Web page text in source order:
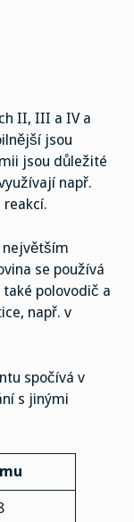
II, III a IV a
jsou
jsou důležité
např.
největším
se používá
také polovodič a
např. v
spočívá v
s jinými